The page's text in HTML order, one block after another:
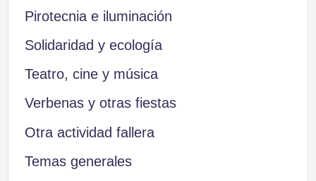
Pirotecnia e iluminación
Solidaridad y ecología
Teatro, cine y música
Verbenas y otras fiestas
Otra actividad fallera
Temas generales